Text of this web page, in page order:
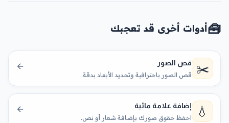
🧰أدوات أخرى قد تعجبك
✂️ قص الصور
قص الصور باحترافية وتحديد الأبعاد بدقة.
💧 إضافة علامة مائية
احفظ حقوق صورك بإضافة شعار أو نص.